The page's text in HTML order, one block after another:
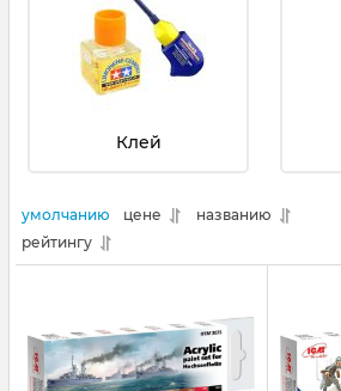
Клей
умолчанию цене
названию
рейтингу